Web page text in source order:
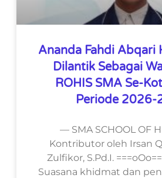
Ananda Fahdi Abqari
Dilantik Sebagai
ROHIS SMA Se-
Periode 2026-
— SMA SCHOOL OF
Kontributor oleh Irsan
Zulfikor, S.Pd.I.
Suasana khidmat dan